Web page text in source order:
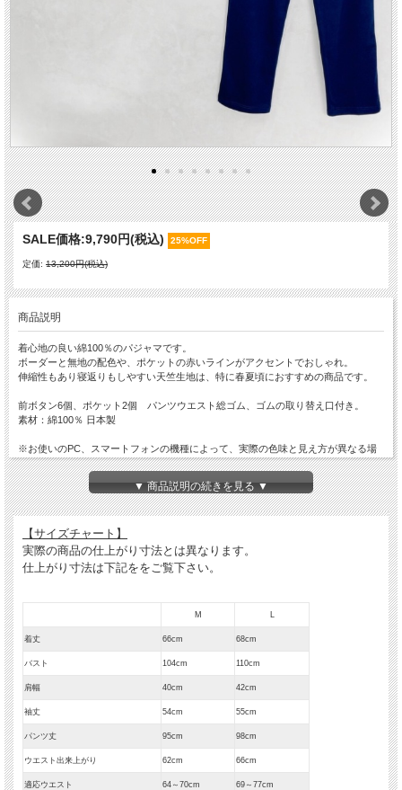
SALE価格:9,790円(税込) 25%OFF
定価: 13,200円(税込)
商品説明
着心地の良い綿100％のパジャマです。
ボーダーと無地の配色や、ポケットの赤いラインがアクセントでおしゃれ。
伸縮性もあり寝返りもしやすい天竺生地は、特に春夏頃におすすめの商品です。
前ボタン6個、ポケット2個 パンツウエスト総ゴム、ゴムの取り替え口付き。
素材：綿100％ 日本製
※お使いのPC、スマートフォンの機種によって、実際の色味と見え方が異なる場
合がございます。
予めご了承ください。
▼ 商品説明の続きを見る ▼
【サイズチャート】
実際の商品の仕上がり寸法とは異なります。
仕上がり寸法は下記ををご覧下さい。
M
着丈 66cm 68cm
バスト 104cm 110cm
肩幅 40cm 42cm
袖丈 54cm 55cm
パンツ丈 95cm 98cm
ウエスト出来上がり 62cm 66cm
適応ウエスト 64～70cm 69～77cm